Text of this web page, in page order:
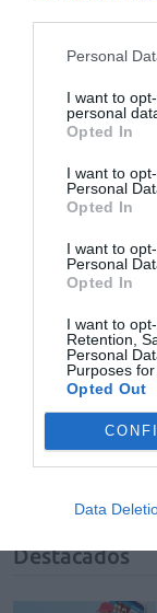
Personal
I want to
personal
Opted In
I want to
Personal
Opted In
I want to
Personal
Opted In
I want to
Retention,
Personal
Purposes
Opted Out
Data
prolongado. Y
superficies que
dispareunia.
AñadirEl
Mantente
ACTIVAR
dispareunia
Laboratorios
Destacados